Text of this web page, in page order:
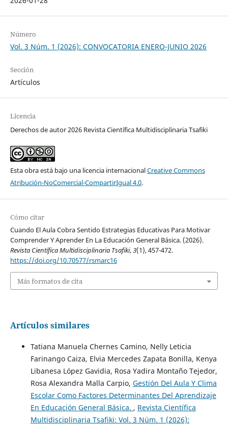
Número
Vol. 3 Núm. 1 (2026): CONVOCATORIA ENERO-JUNIO 2026
Sección
Artículos
Licencia
Derechos de autor 2026 Revista Científica Multidisciplinaria Tsafiki
Esta obra está bajo una licencia internacionalCreative Commons
Atribución-NoComercial-CompartirIgual 4.0.
Cómo citar
Cuando El Aula Cobra Sentido Estrategias Educativas Para Motivar
Comprender Y Aprender En La Educación General Básica. (2026).
Revista Científica Multidisciplinaria Tsafiki,3(1), 457-472.
https://doi.org/10.70577/rsmarc16
Más formatos de cita
Artículos similares
Tatiana Manuela Chernes Camino, Nelly Leticia
Farinango Caiza, Elvia Mercedes Zapata Bonilla, Kenya
Libanesa López Gavidia, Rosa Yadira Montaño Tejedor,
Rosa Alexandra Malla Carpio, Gestión Del Aula Y Clima
Escolar Como Factores Determinantes Del Aprendizaje
En Educación General Básica. , Revista Científica
Multidisciplinaria Tsafiki: Vol. 3 Núm. 1 (2026):